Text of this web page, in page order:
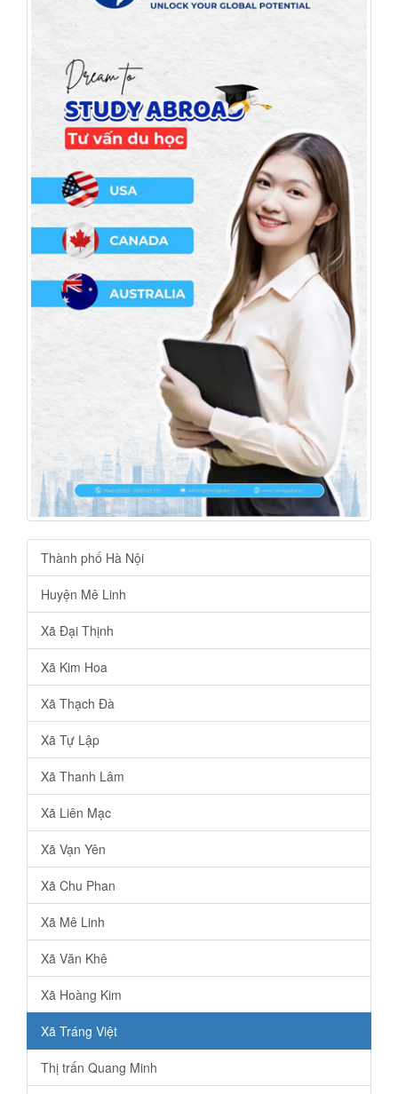
Thành phố Hà Nội
Huyện Mê Linh
Xã Đại Thịnh
Xã Kim Hoa
Xã Thạch Đà
Xã Tự Lập
Xã Thanh Lâm
Xã Liên Mạc
Xã Vạn Yên
Xã Chu Phan
Xã Mê Linh
Xã Văn Khê
Xã Hoàng Kim
Xã Tráng Việt
Thị trấn Quang Minh